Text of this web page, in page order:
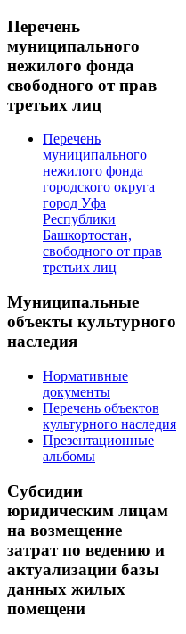
Перечень
муниципального
нежилого фонда
свободного от прав
третьих лиц
Перечень
муниципального
нежилого фонда
городского округа
город Уфа
Республики
Башкортостан,
свободного от прав
третьих лиц
Муниципальные
объекты культурного
наследия
Нормативные
документы
Перечень объектов
культурного наследия
Презентационные
альбомы
Субсидии
юридическим лицам
на возмещение
затрат по ведению и
актуализации базы
данных жилых
помещени